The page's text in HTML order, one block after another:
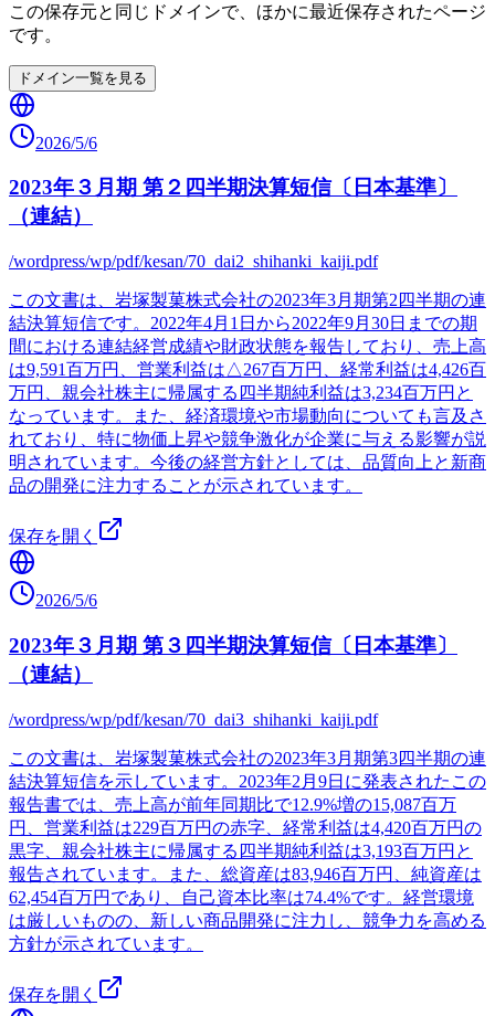
この保存元と同じドメインで、ほかに最近保存されたページ
です。
ドメイン一覧を見る
2026/5/6
2023年３月期 第２四半期決算短信〔日本基準〕
（連結）
/wordpress/wp/pdf/kesan/70_dai2_shihanki_kaiji.pdf
この文書は、岩塚製菓株式会社の2023年3月期第2四半期の連
結決算短信です。2022年4月1日から2022年9月30日までの期
間における連結経営成績や財政状態を報告しており、売上高
は9,591百万円、営業利益は△267百万円、経常利益は4,426百
万円、親会社株主に帰属する四半期純利益は3,234百万円と
なっています。また、経済環境や市場動向についても言及さ
れており、特に物価上昇や競争激化が企業に与える影響が説
明されています。今後の経営方針としては、品質向上と新商
品の開発に注力することが示されています。
保存を開く
2026/5/6
2023年３月期 第３四半期決算短信〔日本基準〕
（連結）
/wordpress/wp/pdf/kesan/70_dai3_shihanki_kaiji.pdf
この文書は、岩塚製菓株式会社の2023年3月期第3四半期の連
結決算短信を示しています。2023年2月9日に発表されたこの
報告書では、売上高が前年同期比で12.9%増の15,087百万
円、営業利益は229百万円の赤字、経常利益は4,420百万円の
黒字、親会社株主に帰属する四半期純利益は3,193百万円と
報告されています。また、総資産は83,946百万円、純資産は
62,454百万円であり、自己資本比率は74.4%です。経営環境
は厳しいものの、新しい商品開発に注力し、競争力を高める
方針が示されています。
保存を開く